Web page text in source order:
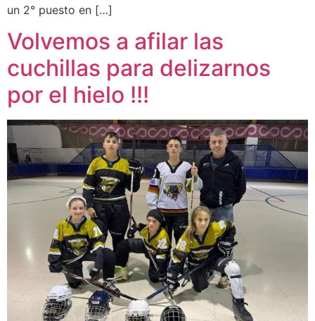
un 2° puesto en […]
Volvemos a afilar las
cuchillas para delizarnos
por el hielo !!!